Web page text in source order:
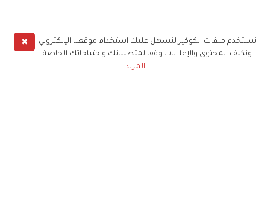
✖
نستخدم ملفات الكوكيز لنسهل عليك استخدام موقعنا الإلكتروني
ونكيف المحتوى والإعلانات وفقا لمتطلباتك واحتياجاتك الخاصة
المزيد